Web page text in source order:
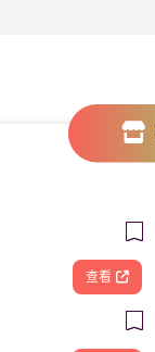
查看